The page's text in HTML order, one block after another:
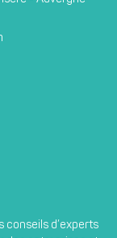
conseils d’experts